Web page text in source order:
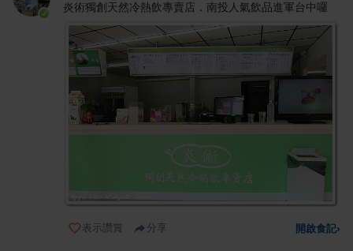
炎術獨創天然冷熱飲專賣店．南投人氣飲品進軍台中囉
表示讚賞 分享 開啟食記›